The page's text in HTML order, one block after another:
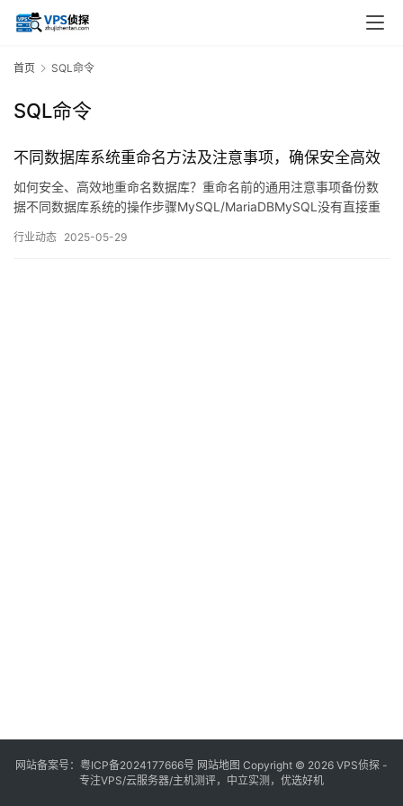
首页 SQL命令
SQL命令
不同数据库系统重命名方法及注意事项，确保安全高效
如何安全、高效地重命名数据库？重命名前的通用注意事项备份数
据不同数据库系统的操作步骤MySQL/MariaDBMySQL没有直接重
功能测试完整性校验依赖项检查常见问题与解决方案专家建议
行业动态 2025-05-29
网站备案号： 粤ICP备2024177666号 网站地图 Copyright © 2026 VPS侦探 -
专注VPS/云服务器/主机测评，中立实测，优选好机